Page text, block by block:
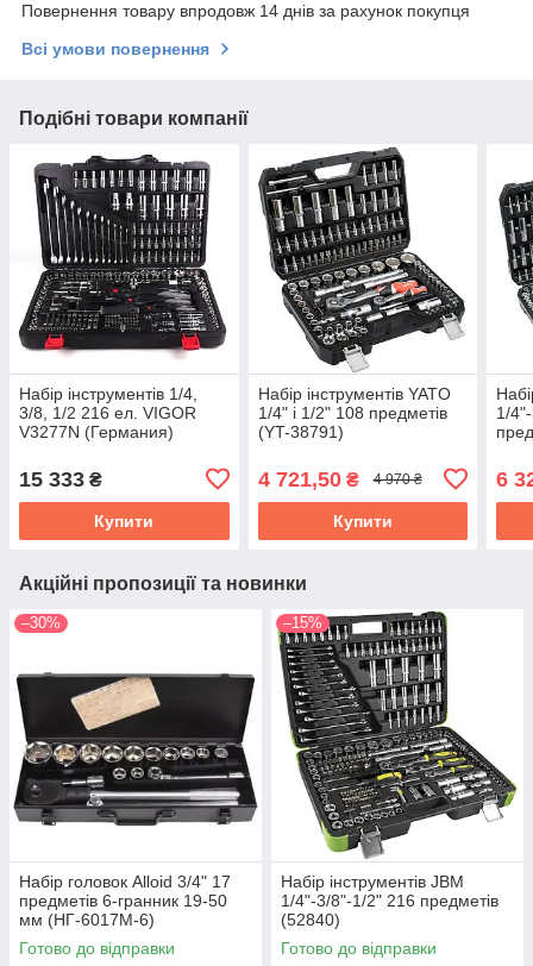
Повернення товару впродовж 14 днів за рахунок покупця
Всі умови повернення
Подібні товари компанії
Набір інструментів 1/4,
3/8, 1/2 216 ел. VIGOR
V3277N (Германия)
15 333 ₴
Купити
Набір інструментів YATO
1/4" і 1/2" 108 предметів
(YT-38791)
4 721,50₴ 4 970 ₴
Купити
1/
6
Акційні пропозиції та новинки
–30%
Набір головок Alloid 3/4" 17
предметів 6-гранник 19-50
мм (НГ-6017М-6)
Готово до відправки
–15%
Набір інструментів JBM
1/4"-3/8"-1/2" 216 предметів
(52840)
Готово до відправки